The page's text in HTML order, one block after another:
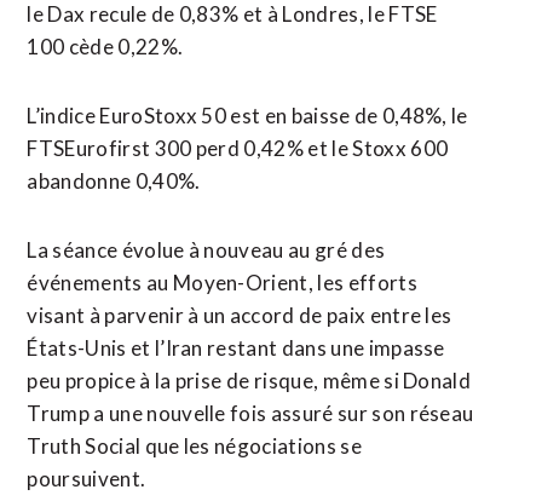
le Dax recule de 0,83% et à Londres, le FTSE
100 cède 0,22%.
L’indice EuroStoxx 50 est en baisse de 0,48%, le
FTSEurofirst 300 perd 0,42% et le Stoxx 600
abandonne ​0,40%.
La séance évolue à nouveau au gré ‌des
événements au Moyen-Orient, les efforts
visant à parvenir à un accord de paix entre les
États-Unis et l’Iran restant ​dans une impasse
peu propice à la prise ⁠de risque, même si Donald
Trump a une nouvelle fois assuré sur son réseau
Truth Social que les négociations se
poursuivent.